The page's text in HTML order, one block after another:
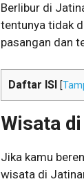
Berlibur di
tentunya tidak
pasangan dan
Daftar ISI [
Wisata
Jika kamu
wisata di